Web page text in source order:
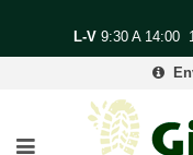
L-V9:30 A 14:00